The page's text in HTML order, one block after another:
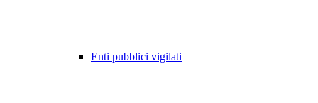
Enti pubblici vigilati